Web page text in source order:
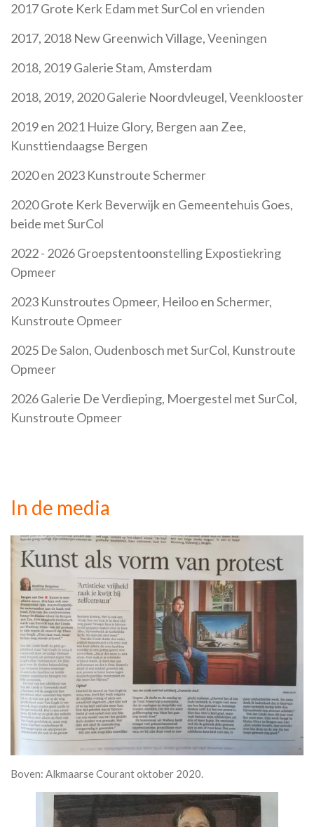
2017 Grote Kerk Edam met SurCol en vrienden
2017, 2018 New Greenwich Village, Veeningen
2018, 2019 Galerie Stam, Amsterdam
2018, 2019, 2020 Galerie Noordvleugel, Veenklooster
2019 en 2021 Huize Glory, Bergen aan Zee,
Kunsttiendaagse Bergen
2020 en 2023 Kunstroute Schermer
2020 Grote Kerk Beverwijk en Gemeentehuis Goes,
beide met SurCol
2022 - 2026 Groepstentoonstelling Expostiekring
Opmeer
2023 Kunstroutes Opmeer, Heiloo en Schermer,
Kunstroute Opmeer
2025 De Salon, Oudenbosch met SurCol, Kunstroute
Opmeer
2026 Galerie De Verdieping, Moergestel met SurCol,
Kunstroute Opmeer
In de media
Boven: Alkmaarse Courant oktober 2020.